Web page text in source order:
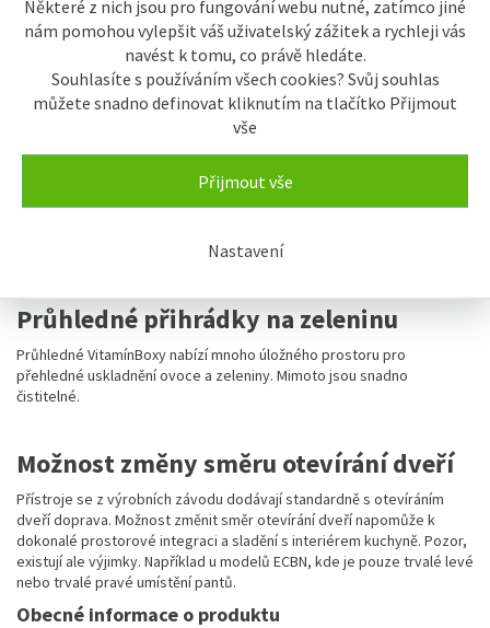
Některé z nich jsou pro fungování webu nutné, zatímco jiné
nám pomohou vylepšit váš uživatelský zážitek a rychleji vás
navést k tomu, co právě hledáte.
Souhlasíte s používáním všech cookies? Svůj souhlas
můžete snadno definovat kliknutím na tlačítko Přijmout
vše
Přijmout vše
Nastavení
energie. Vnitřní stěny mrazničky jsou velmi hladké a tak snadno
čistitelné.
VarioSpace
boxy a skleněné úložné police mezi nimi snadno vyjmuty a vytvořen
potřebný prostor. VarioSpace – jednoduché řešení, jak rychle
Průhledné přihrádky na zeleninu
Průhledné VitamínBoxy nabízí mnoho úložného prostoru pro
přehledné uskladnění ovoce a zeleniny. Mimoto jsou snadno
čistitelné.
Možnost změny směru otevírání dveří
Přístroje se z výrobních závodu dodávají standardně s otevíráním
dveří doprava. Možnost změnit směr otevírání dveří napomůže k
dokonalé prostorové integraci a sladění s interiérem kuchyně. Pozor,
existují ale výjimky. Například u modelů ECBN, kde je pouze trvalé levé
nebo trvalé pravé umístění pantů.
Obecné informace o produktu